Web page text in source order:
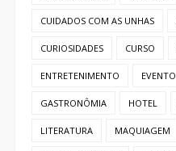
CUIDADOS COM AS UNHAS
CURIOSIDADES CURSO
ENTRETENIMENTO EVENTO
GASTRONÔMIA HOTEL
LITERATURA MAQUIAGEM